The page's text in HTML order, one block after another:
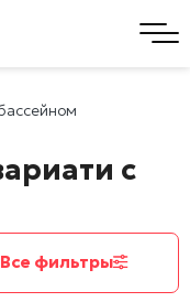
с
Все фильтры